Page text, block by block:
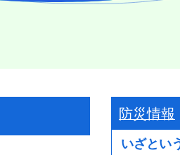
防災情報
いざとい